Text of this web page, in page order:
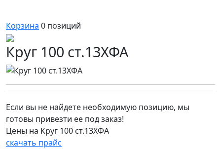
Корзина 0 позиций
Круг 100 ст.13ХФА
Если вы не найдете необходимую позицию, мы
готовы привезти ее под заказ!
Цены на Круг 100 ст.13ХФА
скачать прайс